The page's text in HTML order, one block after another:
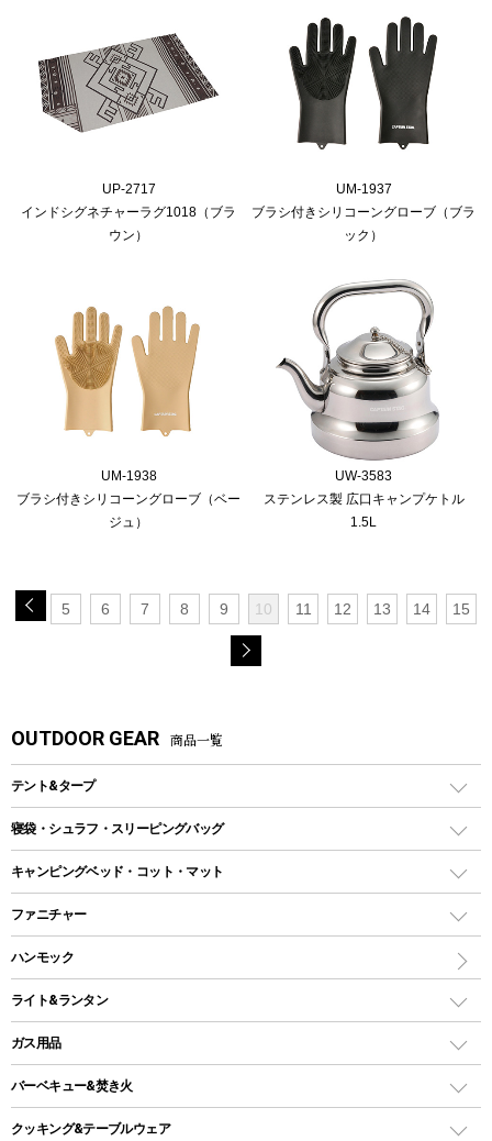
UP-2717
インドシグネチャーラグ1018（ブラ
ウン）
UM-1937
ブラシ付きシリコーングローブ（ブラ
ック）
UM-1938
ブラシ付きシリコーングローブ（ベー
ジュ）
UW-3583
ステンレス製 広口キャンプケトル
1.5L
5 6 7 8 9 10 11 12 13 14 15
OUTDOOR GEAR 商品一覧
テント&タープ
テント
ツールームテント
ワンポールテント
シェルターテント
ロッジ型・オリジナルテント
タープ
寝袋・シュラフ・スリーピングバッグ
レクタングラー型（封筒型）シュラフ
インナーシュラフ
キャンピングベッド・コット・マット
キャンピングベッド・コット
インフレータブルマット
ファニチャー
アウトドアテーブル
レジャーシート
ハンモック
ライト&ランタン
LEDランタン
ガスランタン
オイルランタン
ガス用品
ガスバーナー
バーベキュー&焚き火
バーベキューコンロ、グリル
クッキング&テーブルウェア